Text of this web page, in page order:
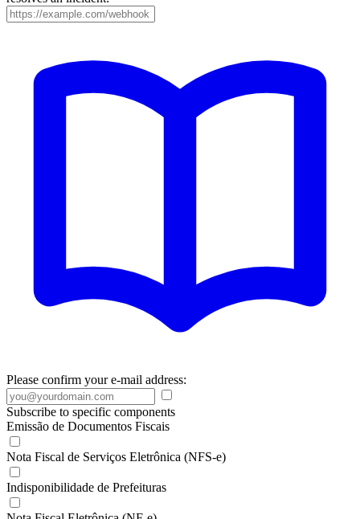
Please confirm your e-mail address:
Subscribe to specific components
Emissão de Documentos Fiscais
Nota Fiscal de Serviços Eletrônica (NFS-e)
Indisponibilidade de Prefeituras